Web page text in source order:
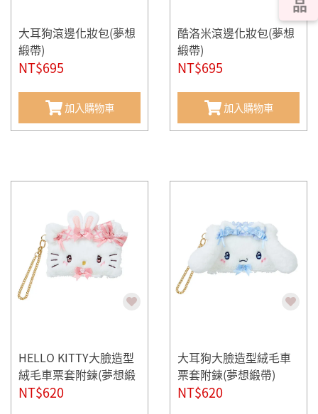
大耳狗滾邊化妝包(夢想
緞帶)
NT$695
加入購物車
酷洛米滾邊化妝包(夢想
緞帶)
NT$695
加入購物車
HELLO KITTY大臉造型
絨毛車票套附鍊(夢想緞
帶)
NT$620
大耳狗大臉造型絨毛車
票套附鍊(夢想緞帶)
NT$620